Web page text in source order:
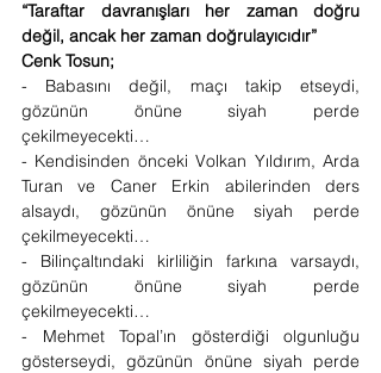
“Taraftar davranışları her zaman doğru
değil, ancak her zaman doğrulayıcıdır”
Cenk Tosun;
- Babasını değil, maçı takip etseydi,
gözünün önüne siyah perde
çekilmeyecekti…
- Kendisinden önceki Volkan Yıldırım, Arda
Turan ve Caner Erkin abilerinden ders
alsaydı, gözünün önüne siyah perde
çekilmeyecekti…
- Bilinçaltındaki kirliliğin farkına varsaydı,
gözünün önüne siyah perde
çekilmeyecekti…
- Mehmet Topal’ın gösterdiği olgunluğu
gösterseydi, gözünün önüne siyah perde